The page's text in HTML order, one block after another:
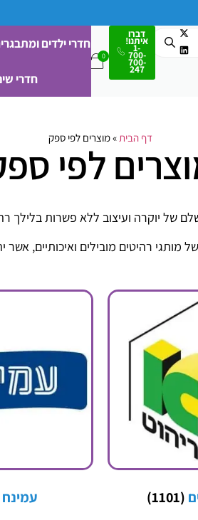
דברו
איתנו!
1-
700-
700-
247
חדרי ילדים
חדרי
דף הבית»מוצרים לפי ספק
לפי
של יוקרה ועיצוב ללא פשרות בלילך
רהיטים מובילים ואיכותיים, אשר
(1101) עמינח